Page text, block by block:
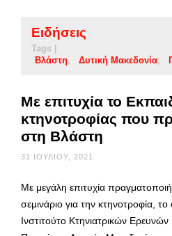
Ειδήσεις
Tags |
Βλάστη
Δυτική Μακεδονία
Με επιτυχία το
κτηνοτροφίας που
στη Βλάστη
31 ΙΟΥΛΊΟΥ, 2021
Με μεγάλη επιτυχία
σεμινάριο για την κτηνοτροφία,
Ινστιτούτο Κτηνιατρικών